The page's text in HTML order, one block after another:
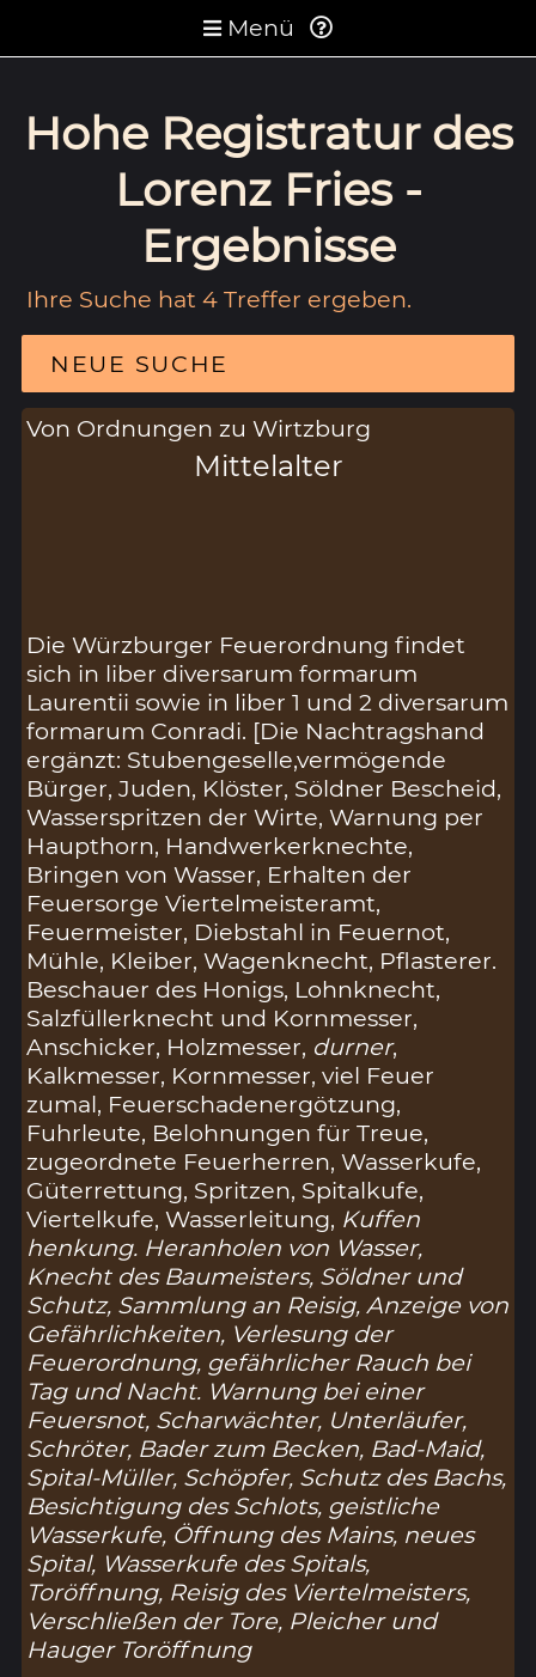
Menü
Hohe Registratur des
Lorenz Fries -
Ergebnisse
Ihre Suche hat 4 Treffer ergeben.
NEUE SUCHE
Von Ordnungen zu Wirtzburg
Mittelalter
Die Würzburger Feuerordnung findet
sich in liber diversarum formarum
Laurentii sowie in liber 1 und 2 diversarum
formarum Conradi. [Die Nachtragshand
ergänzt: Stubengeselle,vermögende
Bürger, Juden, Klöster, Söldner Bescheid,
Wasserspritzen der Wirte, Warnung per
Haupthorn, Handwerkerknechte,
Bringen von Wasser, Erhalten der
Feuersorge Viertelmeisteramt,
Feuermeister, Diebstahl in Feuernot,
Mühle, Kleiber, Wagenknecht, Pflasterer.
Beschauer des Honigs, Lohnknecht,
Salzfüllerknecht und Kornmesser,
Anschicker, Holzmesser, durner,
Kalkmesser, Kornmesser, viel Feuer
zumal, Feuerschadenergötzung,
Fuhrleute, Belohnungen für Treue,
zugeordnete Feuerherren, Wasserkufe,
Güterrettung, Spritzen, Spitalkufe,
Viertelkufe, Wasserleitung, Kuffen
henkung. Heranholen von Wasser,
Knecht des Baumeisters, Söldner und
Schutz, Sammlung an Reisig, Anzeige von
Gefährlichkeiten, Verlesung der
Feuerordnung, gefährlicher Rauch bei
Tag und Nacht. Warnung bei einer
Feuersnot, Scharwächter, Unterläufer,
Schröter, Bader zum Becken, Bad-Maid,
Spital-Müller, Schöpfer, Schutz des Bachs,
Besichtigung des Schlots, geistliche
Wasserkufe, Öffnung des Mains, neues
Spital, Wasserkufe des Spitals,
Toröffnung, Reisig des Viertelmeisters,
Verschließen der Tore, Pleicher und
Hauger Toröffnung